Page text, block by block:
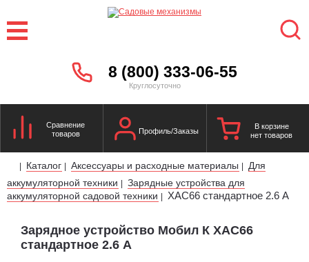
8 (800) 333-06-55
Круглосуточно
Сравнение
товаров
Профиль/Заказы
В корзине
нет товаров
| Каталог | Аксессуары и расходные материалы |
Для
аккумуляторной техники | Зарядные устройства для
аккумуляторной садовой техники | XAC66 стандартное 2.6 А
Зарядное устройство Мобил К XAC66
стандартное 2.6 А